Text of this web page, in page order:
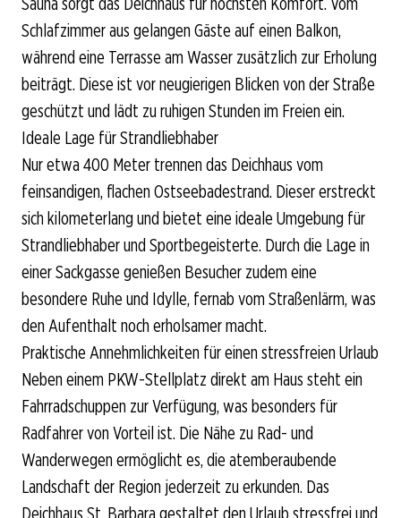
Schlafzimmer aus gelangen Gäste auf einen Balkon,
während eine Terrasse am Wasser zusätzlich zur Erholung
beiträgt. Diese ist vor neugierigen Blicken von der Straße
geschützt und lädt zu ruhigen Stunden im Freien ein.
Ideale Lage für Strandliebhaber
Nur etwa 400 Meter trennen das Deichhaus vom
feinsandigen, flachen Ostseebadestrand. Dieser erstreckt
sich kilometerlang und bietet eine ideale Umgebung für
Strandliebhaber und Sportbegeisterte. Durch die Lage in
einer Sackgasse genießen Besucher zudem eine
besondere Ruhe und Idylle, fernab vom Straßenlärm, was
den Aufenthalt noch erholsamer macht.
Praktische Annehmlichkeiten für einen stressfreien Urlaub
Neben einem PKW-Stellplatz direkt am Haus steht ein
Fahrradschuppen zur Verfügung, was besonders für
Radfahrer von Vorteil ist. Die Nähe zu Rad- und
Wanderwegen ermöglicht es, die atemberaubende
Landschaft der Region jederzeit zu erkunden. Das
Deichhaus St. Barbara gestaltet den Urlaub stressfrei und